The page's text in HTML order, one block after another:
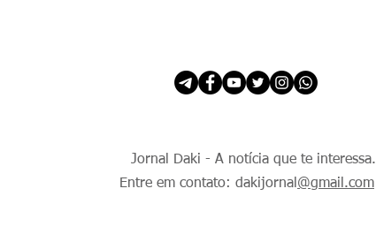
Jornal Daki - A notícia que te interessa.
Entre em contato: dakijornal @gmail.com